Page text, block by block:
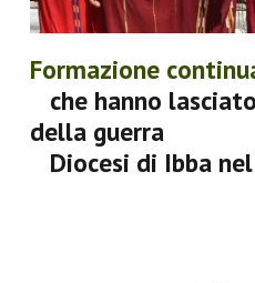
Formazione
che hanno
della guerra
Diocesi di Ibba